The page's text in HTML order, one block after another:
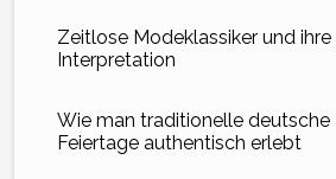
Zeitlose Modeklassiker und
Interpretation
Wie man traditionelle deutsche
Feiertage authentisch erlebt